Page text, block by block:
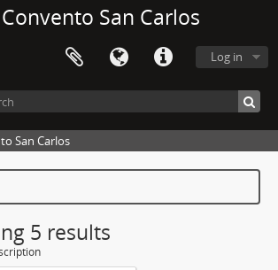
San Carlos
Log in
San Carlos
5 results